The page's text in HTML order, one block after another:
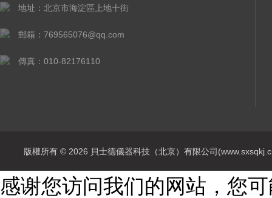
地址：北京市海淀區上地十街
郵箱：769565076@qq.com
傳真：010-82176110
版權所有 © 2026 貝士德儀器科技（北京）有限公司
感谢您访问我们的网站，您